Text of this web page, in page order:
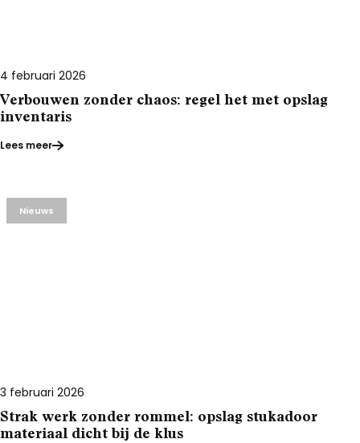
4 februari 2026
Verbouwen zonder chaos: regel het met opslag
inventaris
Lees meer
3 februari 2026
Strak werk zonder rommel: opslag stukadoor
materiaal dicht bij de klus
Nieuws